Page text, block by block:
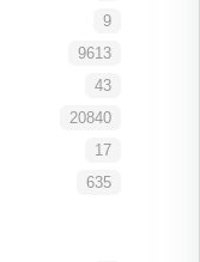
9
9613
43
20840
17
635